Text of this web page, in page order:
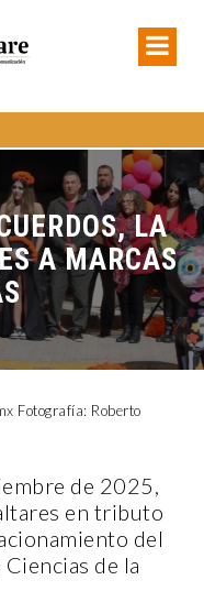
LA
A MARCAS
Fotografía: Roberto
de 2025,
en tributo
del
de la